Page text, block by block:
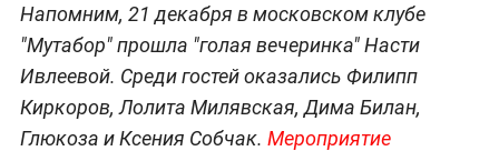
Напомним, 21 декабря в московском клубе
"Мутабор" прошла "голая вечеринка" Насти
Ивлеевой. Среди гостей оказались Филипп
Киркоров, Лолита Милявская, Дима Билан,
Глюкоза и Ксения Собчак. Мероприятие